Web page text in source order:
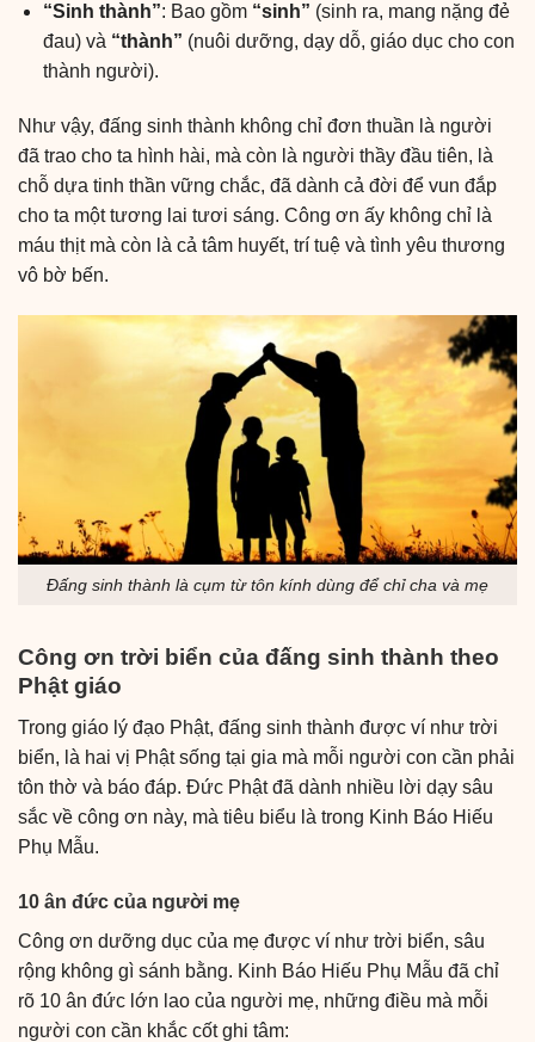
“Sinh thành”: Bao gồm “sinh” (sinh ra, mang nặng đẻ
đau) và “thành” (nuôi dưỡng, dạy dỗ, giáo dục cho con
thành người).
Như vậy, đấng sinh thành không chỉ đơn thuần là người
đã trao cho ta hình hài, mà còn là người thầy đầu tiên, là
chỗ dựa tinh thần vững chắc, đã dành cả đời để vun đắp
cho ta một tương lai tươi sáng. Công ơn ấy không chỉ là
máu thịt mà còn là cả tâm huyết, trí tuệ và tình yêu thương
vô bờ bến.
Đấng sinh thành là cụm từ tôn kính dùng để chỉ cha và mẹ
Công ơn trời biển của đấng sinh thành theo
Phật giáo
Trong giáo lý đạo Phật, đấng sinh thành được ví như trời
biển, là hai vị Phật sống tại gia mà mỗi người con cần phải
tôn thờ và báo đáp. Đức Phật đã dành nhiều lời dạy sâu
sắc về công ơn này, mà tiêu biểu là trong Kinh Báo Hiếu
Phụ Mẫu.
10 ân đức của người mẹ
Công ơn dưỡng dục của mẹ được ví như trời biển, sâu
rộng không gì sánh bằng. Kinh Báo Hiếu Phụ Mẫu đã chỉ
rõ 10 ân đức lớn lao của người mẹ, những điều mà mỗi
người con cần khắc cốt ghi tâm: